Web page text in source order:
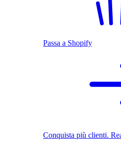
Passa a Shopify
Conquista più clienti.